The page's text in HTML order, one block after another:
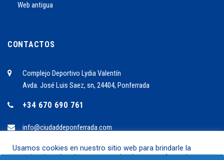
Web antigua
CONTACTOS
Complejo Deportivo Lydia Valentín
Avda. José Luis Saez, sn, 24404, Ponferrada
+34 670 690 761
info@ciudaddeponferrada.com
Usamos cookies en nuestro sitio web para brindarle la
experiencia más relevante recordando sus preferencias y